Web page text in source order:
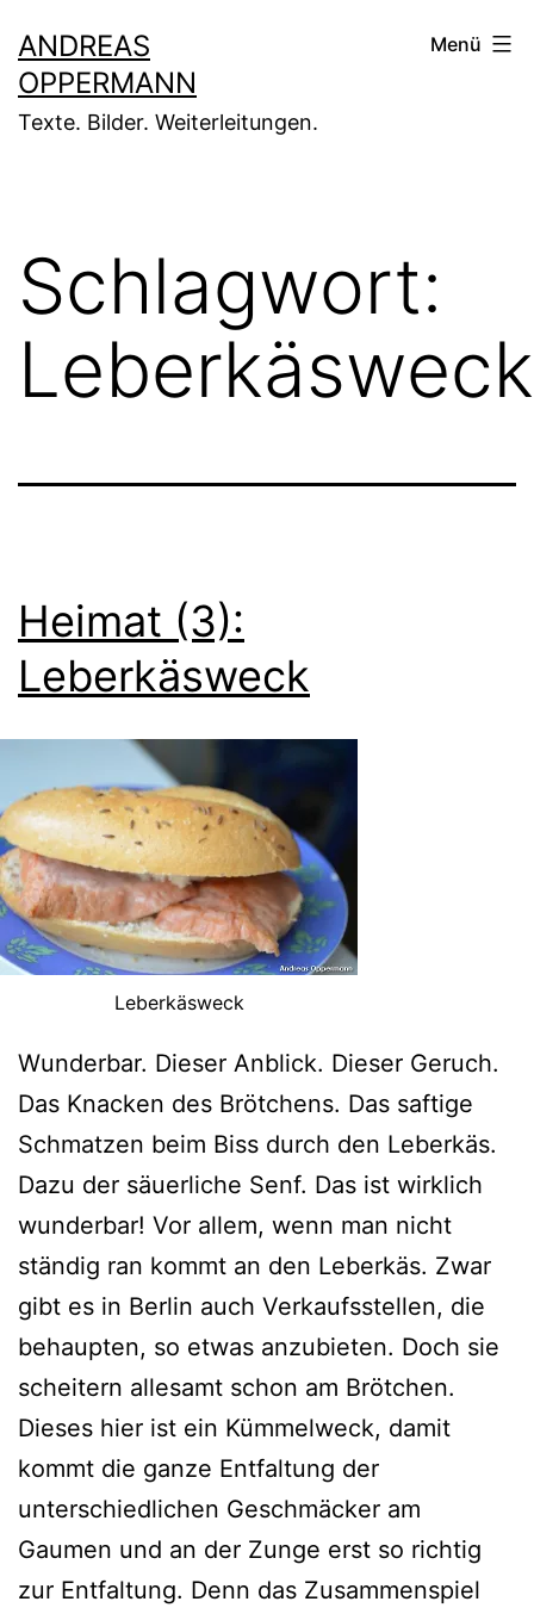
Inhalt
springen
ANDREAS
OPPERMANN
Texte. Bilder. Weiterleitungen.
Menü
Schlagwort:
Leberkäsweck
Heimat (3):
Leberkäsweck
Leberkäsweck
Wunderbar. Dieser Anblick. Dieser Geruch.
Das Knacken des Brötchens. Das saftige
Schmatzen beim Biss durch den Leberkäs.
Dazu der säuerliche Senf. Das ist wirklich
wunderbar! Vor allem, wenn man nicht
ständig ran kommt an den Leberkäs. Zwar
gibt es in Berlin auch Verkaufsstellen, die
behaupten, so etwas anzubieten. Doch sie
scheitern allesamt schon am Brötchen.
Dieses hier ist ein Kümmelweck, damit
kommt die ganze Entfaltung der
unterschiedlichen Geschmäcker am
Gaumen und an der Zunge erst so richtig
zur Entfaltung. Denn das Zusammenspiel